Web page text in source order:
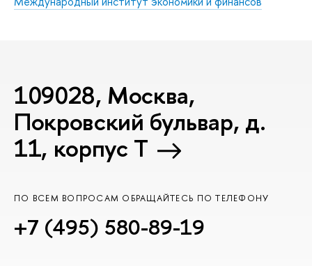
109028, Москва,
Покровский бульвар, д.
11, корпус T
ПО ВСЕМ ВОПРОСАМ ОБРАЩАЙТЕСЬ ПО ТЕЛЕФОНУ
+7 (495) 580-89-19